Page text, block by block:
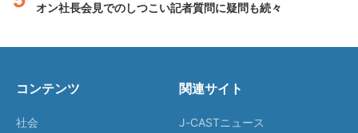
オン社長会見でのしつこい記者質問に疑問も続々
コンテンツ
社会
関連サイト
J-CASTニュース